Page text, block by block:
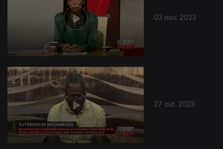
03 nov. 2023
27 out. 2023